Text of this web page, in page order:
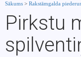
Sākums > Rakstāmgalda
Pirkstu